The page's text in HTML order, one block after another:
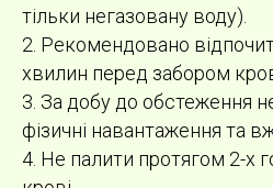
тільки негазовану воду).
2. Рекомендовано
хвилин перед забором
3. За добу до обстеження
фізичні навантаження та
4. Не палити протягом 2-х